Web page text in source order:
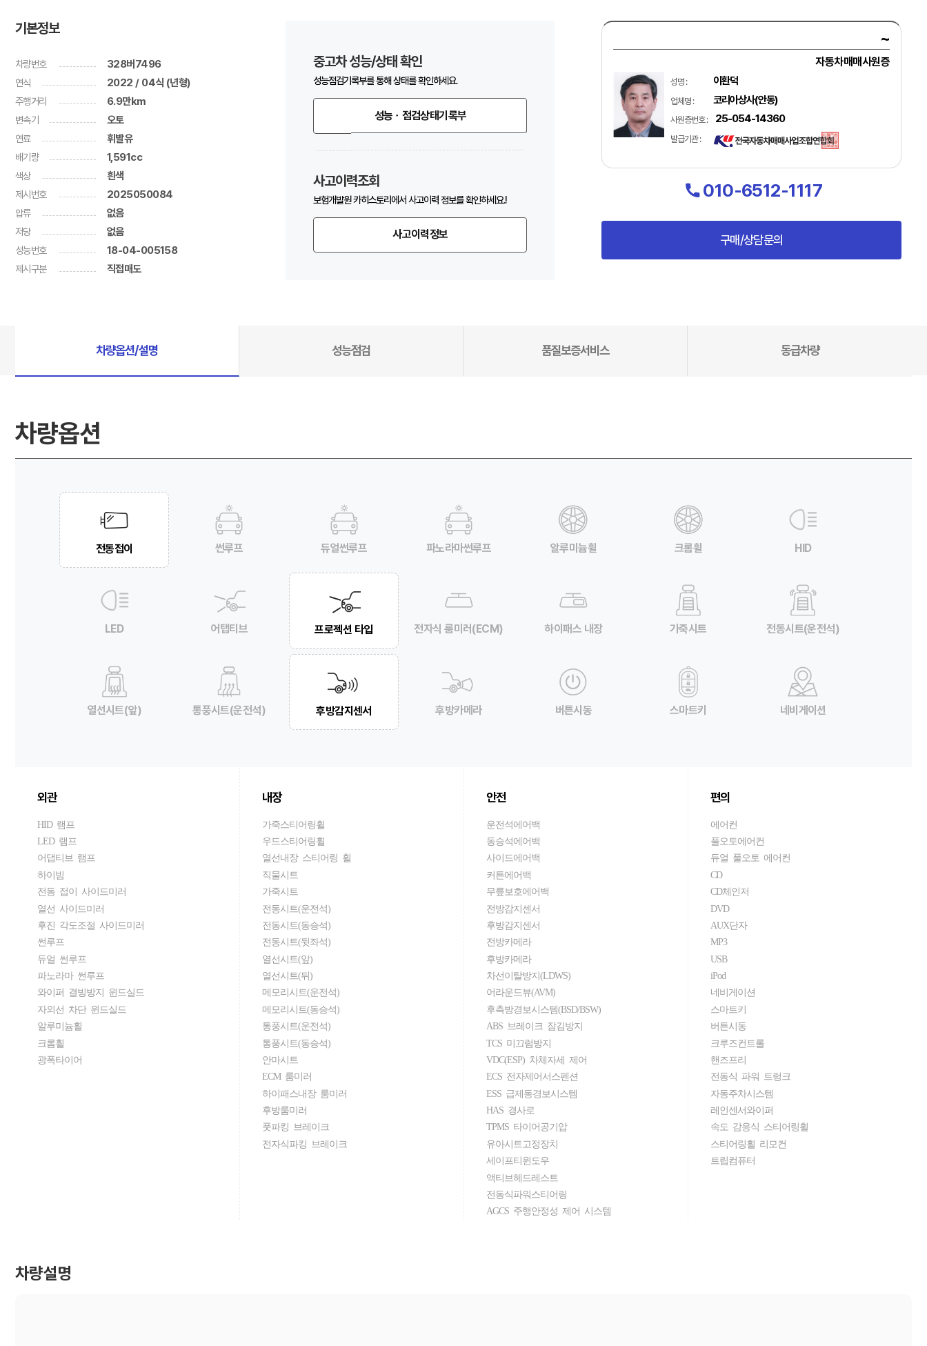
기본정보
차량번호 328버7496
연식 2022 / 04식 (년형)
주행거리 6.9만km
변속기 오토
연료 휘발유
배기량 1,591cc
색상 흰색
제시번호 2025050084
압류 없음
저당 없음
성능번호 18-04-005158
제시구분 직접매도
중고차 성능/상태 확인
성능점검기록부를 통해 상태를 확인하세요.
성능ㆍ점검상태기록부
사고이력조회
보험개발원 카히스토리에서 사고이력 정보를 확인하세요.!
사고이력정보
~
자동차매매사원증
성명 : 이환덕
업체명 : 코리아상사(안동)
사원증번호 : 25-054-14360
발급기관 :
010-6512-1117
구매/상담문의
차량옵션/설명 성능점검 품질보증서비스 동급차량
차량옵션
전동접이 썬루프 듀얼썬루프 파노라마썬루프 알루미늄휠 크롬휠 HID
LED 어탭티브 프로젝션 타입 전자식 룸미러(ECM) 하이패스 내장 가죽시트 전동시트(운전석)
열선시트(앞) 통풍시트(운전석) 후방감지센서 후방카메라 버튼시동 스마트키 네비게이션
외관
HID 램프
LED 램프
어댑티브 램프
하이빔
전동 접이 사이드미러
열선 사이드미러
후진 각도조절 사이드미러
썬루프
듀얼 썬루프
파노라마 썬루프
와이퍼 결빙방지 윈드실드
자외선 차단 윈드실드
알루미늄휠
크롬휠
광폭타이어
내장
가죽스티어링휠
우드스티어링휠
열선내장 스티어링 휠
직물시트
가죽시트
전동시트(운전석)
전동시트(동승석)
전동시트(뒷좌석)
열선시트(앞)
열선시트(뒤)
메모리시트(운전석)
메모리시트(동승석)
통풍시트(운전석)
통풍시트(동승석)
안마시트
ECM 룸미러
하이패스내장 룸미러
후방룸미러
풋파킹 브레이크
전자식파킹 브레이크
안전
운전석에어백
동승석에어백
사이드에어백
커튼에어백
무릎보호에어백
전방감지센서
후방감지센서
전방카메라
후방카메라
차선이탈방지(LDWS)
어라운드뷰(AVM)
후측방경보시스템(BSD/BSW)
ABS 브레이크 잠김방지
TCS 미끄럼방지
VDC(ESP) 차체자세 제어
ECS 전자제어서스펜션
ESS 급제동경보시스템
HAS 경사로
TPMS 타이어공기압
유아시트고정장치
세이프티윈도우
액티브헤드레스트
전동식파워스티어링
AGCS 주행안정성 제어 시스템
편의
에어컨
풀오토에어컨
듀얼 풀오토 에어컨
CD
CD체인저
DVD
AUX단자
MP3
USB
iPod
네비게이션
스마트키
버튼시동
크루즈컨트롤
핸즈프리
전동식 파워 트렁크
자동주차시스템
레인센서와이퍼
속도 감응식 스티어링휠
스티어링휠 리모컨
트립컴퓨터
차량설명